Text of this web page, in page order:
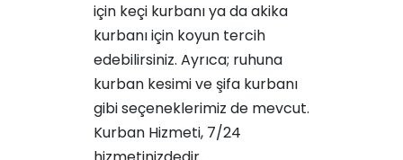
için keçi kurbanıya daakika
kurbanı için koyun tercih
edebilirsiniz. Ayrıca; ruhuna
kurban kesimive şifa kurbanı
gibi seçeneklerimiz de mevcut.
Kurban Hizmeti, 7/24